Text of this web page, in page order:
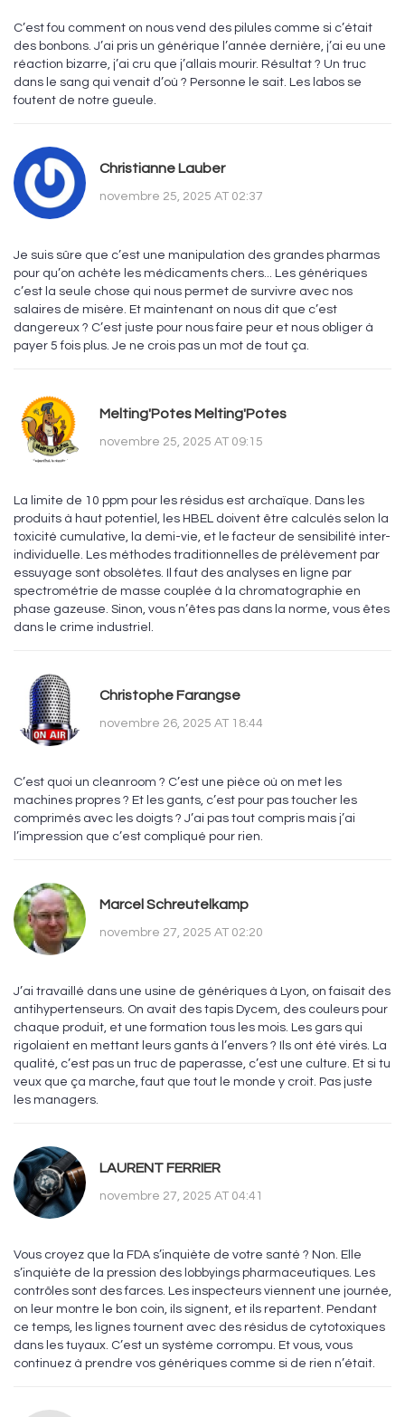
C’est fou comment on nous vend des pilules comme si c’était
des bonbons. J’ai pris un générique l’année dernière, j’ai eu une
réaction bizarre, j’ai cru que j’allais mourir. Résultat ? Un truc
dans le sang qui venait d’où ? Personne le sait. Les labos se
foutent de notre gueule.
Christianne Lauber
novembre 25, 2025 AT 02:37
Je suis sûre que c’est une manipulation des grandes pharmas
pour qu’on achète les médicaments chers... Les génériques
c’est la seule chose qui nous permet de survivre avec nos
salaires de misère. Et maintenant on nous dit que c’est
dangereux ? C’est juste pour nous faire peur et nous obliger à
payer 5 fois plus. Je ne crois pas un mot de tout ça.
Melting'Potes Melting'Potes
novembre 25, 2025 AT 09:15
La limite de 10 ppm pour les résidus est archaïque. Dans les
produits à haut potentiel, les HBEL doivent être calculés selon la
toxicité cumulative, la demi-vie, et le facteur de sensibilité inter-
individuelle. Les méthodes traditionnelles de prélèvement par
essuyage sont obsolètes. Il faut des analyses en ligne par
spectrométrie de masse couplée à la chromatographie en
phase gazeuse. Sinon, vous n’êtes pas dans la norme, vous êtes
dans le crime industriel.
Christophe Farangse
novembre 26, 2025 AT 18:44
C’est quoi un cleanroom ? C’est une pièce où on met les
machines propres ? Et les gants, c’est pour pas toucher les
comprimés avec les doigts ? J’ai pas tout compris mais j’ai
l’impression que c’est compliqué pour rien.
Marcel Schreutelkamp
novembre 27, 2025 AT 02:20
J’ai travaillé dans une usine de génériques à Lyon, on faisait des
antihypertenseurs. On avait des tapis Dycem, des couleurs pour
chaque produit, et une formation tous les mois. Les gars qui
rigolaient en mettant leurs gants à l’envers ? Ils ont été virés. La
qualité, c’est pas un truc de paperasse, c’est une culture. Et si tu
veux que ça marche, faut que tout le monde y croit. Pas juste
les managers.
LAURENT FERRIER
novembre 27, 2025 AT 04:41
Vous croyez que la FDA s’inquiète de votre santé ? Non. Elle
s’inquiète de la pression des lobbyings pharmaceutiques. Les
contrôles sont des farces. Les inspecteurs viennent une journée,
on leur montre le bon coin, ils signent, et ils repartent. Pendant
ce temps, les lignes tournent avec des résidus de cytotoxiques
dans les tuyaux. C’est un système corrompu. Et vous, vous
continuez à prendre vos génériques comme si de rien n’était.